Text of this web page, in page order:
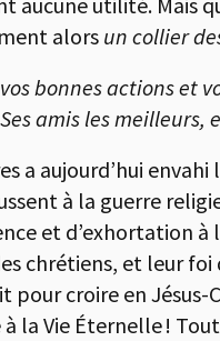
alorsun collier
bonnes actions et
amis les meilleurs,
a aujourd’hui
à la guerre
et d’exhortation
chrétiens, et leur
pour croire en
la Vie Éternelle !